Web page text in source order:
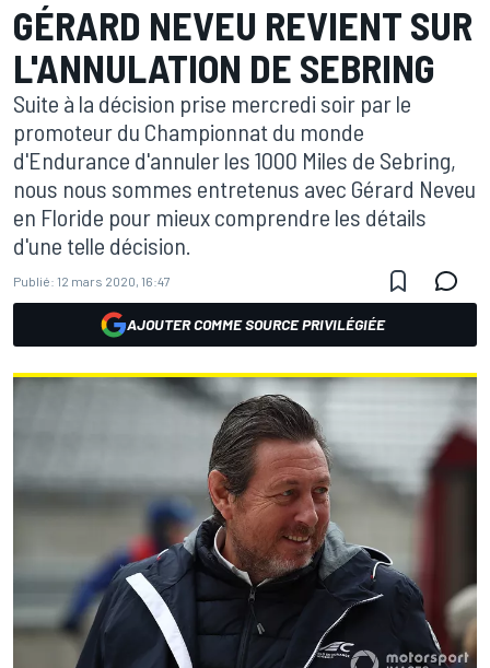
GÉRARD NEVEU REVIENT SUR
L'ANNULATION DE SEBRING
Suite à la décision prise mercredi soir par le
promoteur du Championnat du monde
d'Endurance d'annuler les 1000 Miles de Sebring,
nous nous sommes entretenus avec Gérard Neveu
en Floride pour mieux comprendre les détails
d'une telle décision.
Publié: 12 mars 2020, 16:47
AJOUTER COMME SOURCE PRIVILÉGIÉE